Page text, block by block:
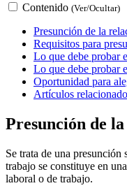
Contenido (Ver/Ocultar)
Presunción de la
Requisitos para
Lo que debe probar
Lo que debe probar
Oportunidad para
Artículos
Presunción de
Se trata de una
trabajo se constituye en una
laboral o de trabajo.